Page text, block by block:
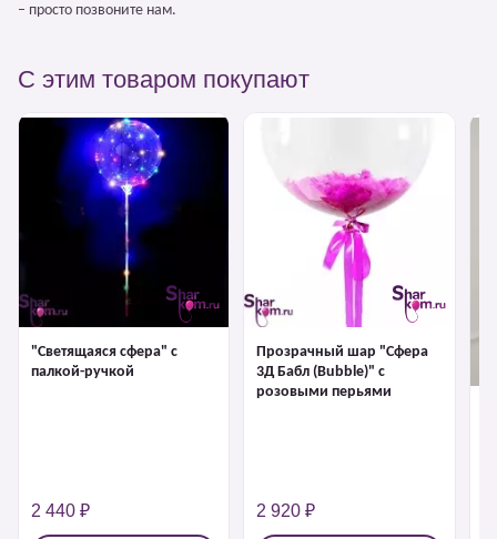
– просто позвоните нам.
С этим товаром покупают
"Светящаяся сфера" с
палкой-ручкой
2 440 ₽
Прозрачный шар "Сфера
3Д Бабл (Bubble)" с
розовыми перьями
2 920 ₽